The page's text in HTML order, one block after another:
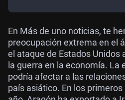
En Más de uno noticias, te
preocupación extrema en el
el ataque de Estados Unidos
la guerra en la economía. La
podría afectar a las
país asiático. En los